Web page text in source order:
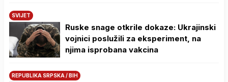
SVIJET
Ruske snage otkrile dokaze: Ukrajinski
vojnici poslužili za eksperiment, na
njima isprobana vakcina
REPUBLIKA SRPSKA / BIH